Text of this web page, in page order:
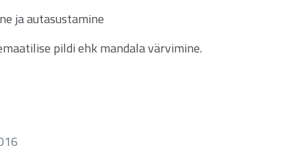
ja autasustamine
pildi ehk mandala värvimine.